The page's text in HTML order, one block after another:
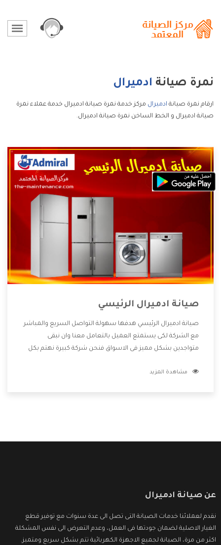
نمرة صيانة ادميرال
ارقام نمرة صيانة ادميرال مركز خدمة نمرة صيانة ادميرال خدمة عملاء نمرة
صيانة ادميرال و الخط الساخن نمرة صيانة ادميرال.
صيانة ادميرال الرئيسي
صيانة ادميرال الرئيسي هدفها سهولة التواصل السريع والمباشر
مع الشركة لكى يستمتع العميل بالتعامل معنا وان نبقى
متواجدين بشكل مميز فى الاسواق فنحن شركة كبيرة نهتم بكل
الشركة بها والتى تكون منها خدمة الصيانة التى تكون من أهم
مشاهدة المزيد
عن صيانة ادميرال
نقدم لعملائنا خدمات الصيانة التى تصل الى عدة سنوات مع توفير قطع
الغيار الاصلية لضمان جودتها فى العمل، وعدم التعرض الى نفس المشكلة
اكثر من مرة، الصيانة لجميع الاجهزة الكهربائية تتم بشكل سريع ومتميز.